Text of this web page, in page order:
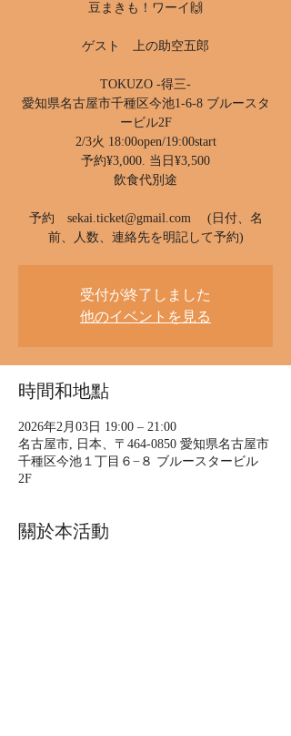
豆まきも！ワーイ🙌
ゲスト 上の助空五郎
TOKUZO -得三-
愛知県名古屋市千種区今池1-6-8 ブルースタ
ービル2F
2/3火 18:00open/19:00start
予約¥3,000. 当日¥3,500
飲食代別途
予約 sekai.ticket@gmail.com (日付、名
前、人数、連絡先を明記して予約)
受付が終了しました
他のイベントを見る
時間和地點
2026年2月03日 19:00 – 21:00
名古屋市, 日本、〒464-0850 愛知県名古屋市
千種区今池１丁目６−８ ブルースタービル
2F
關於本活動